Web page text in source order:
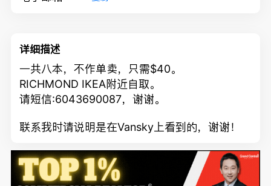
详细描述
一共八本，不作单卖，只需$40。
RICHMOND IKEA附近自取。
请短信:6043690087，谢谢。
联系我时请说明是在Vansky上看到的，谢谢！